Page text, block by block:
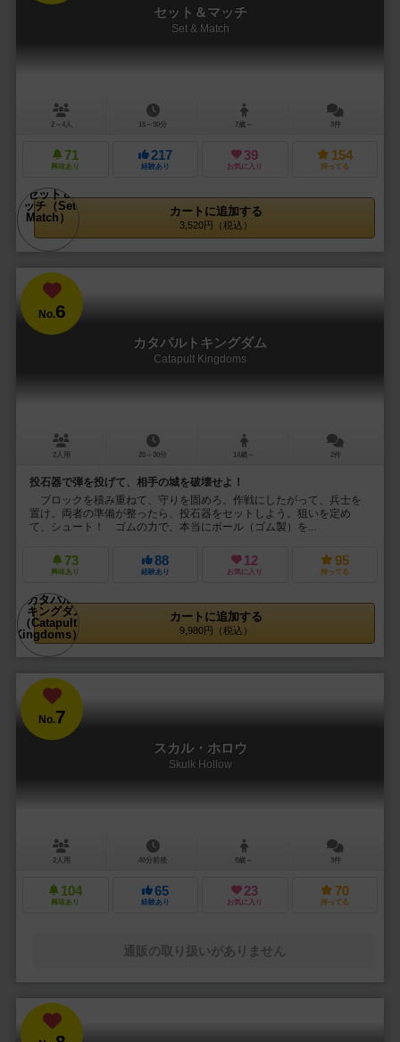
セット＆マッチ
Set & Match
2～4人 15～30分 7歳～ 3件
71
興味あり
217
経験あり
39
お気に入り
154
持ってる
カートに追加する
3,520円（税込）
No.6
カタパルトキングダム
Catapult Kingdoms
2人用 20～30分 14歳～ 2件
投石器で弾を投げて、相手の城を破壊せよ！
ブロックを積み重ねて、守りを固めろ。作戦にしたがって、兵士を
置け。両者の準備が整ったら、投石器をセットしよう。狙いを定め
て、シュート！ ゴムの力で、本当にボール（ゴム製）を...
73
興味あり
88
経験あり
12
お気に入り
95
持ってる
カートに追加する
9,980円（税込）
No.7
スカル・ホロウ
Skulk Hollow
2人用 40分前後 8歳～ 3件
104
興味あり
65
経験あり
23
お気に入り
70
持ってる
通販の取り扱いがありません